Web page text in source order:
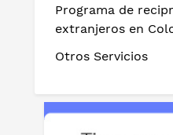
Programa de
extranjeros en
Otros Servicios